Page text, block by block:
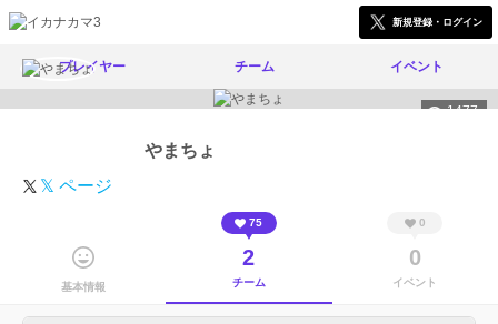
新規登録・ログイン
プレイヤー チーム イベント
1477
やまちょ
𝕏 ページ
基本情報
75
2
チーム
0
0
イベント